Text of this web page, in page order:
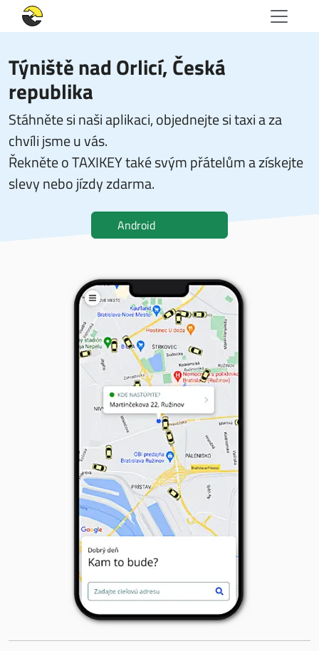
Týniště nad Orlicí, Česká
republika
Stáhněte si naši aplikaci, objednejte si taxi a za
chvíli jsme u vás.
Řekněte o TAXIKEY také svým přátelům a získejte
slevy nebo jízdy zdarma.
Android